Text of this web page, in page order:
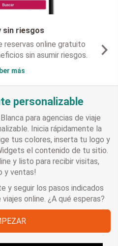
gratuito
riesgos.
Con
personalizable
para agencias de viaje
Inicia rápidamente la
tus colores, inserta tu logo y
el contenido de tu sitio.
y listo para recibir visitas,
y ventas!
y seguir los pasos indicados
online. ¿A qué esperas?